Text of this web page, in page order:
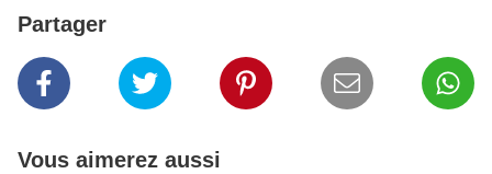
Partager
Vous aimerez aussi